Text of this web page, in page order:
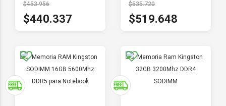
$453.956
$440.337
$535.720
$519.648